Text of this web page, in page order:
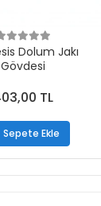
Dolum Jakı
Gövdesi
TL
Sepete Ekle